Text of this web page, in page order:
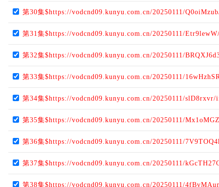
第30集$https://vodcnd09.kunyu.com.cn/20250111/
第31集$https://vodcnd09.kunyu.com.cn/20250111/
第32集$https://vodcnd09.kunyu.com.cn/20250111/
第33集$https://vodcnd09.kunyu.com.cn/20250111/
第34集$https://vodcnd09.kunyu.com.cn/20250111/slD8rxvr/
第35集$https://vodcnd09.kunyu.com.cn/20250111/
第36集$https://vodcnd09.kunyu.com.cn/20250111/
第37集$https://vodcnd09.kunyu.com.cn/20250111/
第38集$https://vodcnd09.kunyu.com.cn/20250111/